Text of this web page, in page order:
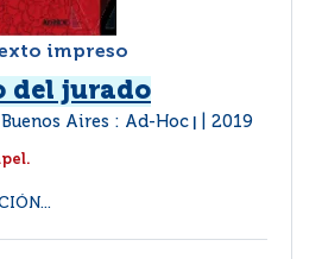
impreso
del jurado
Buenos Aires : Ad-Hoc 2019